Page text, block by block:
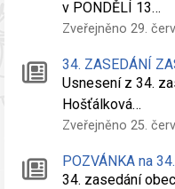
v PONDĚLÍ 13…
Zveřejněno 29.
34. ZASEDÁNÍ
Usnesení z 34.
Hošťálková…
Zveřejněno 25.
POZVÁNKA na
34. zasedání